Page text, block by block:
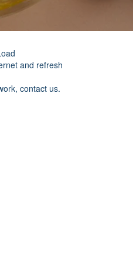
and refresh
contact us.